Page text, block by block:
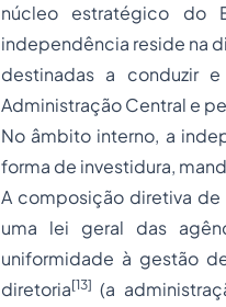
núcleo estratégico do
independência reside na
destinadas a conduzir
Administração Central e
No âmbito interno, a
forma de investidura,
A composição diretiva de
uma lei geral das
uniformidade à gestão
diretoria[13] (a